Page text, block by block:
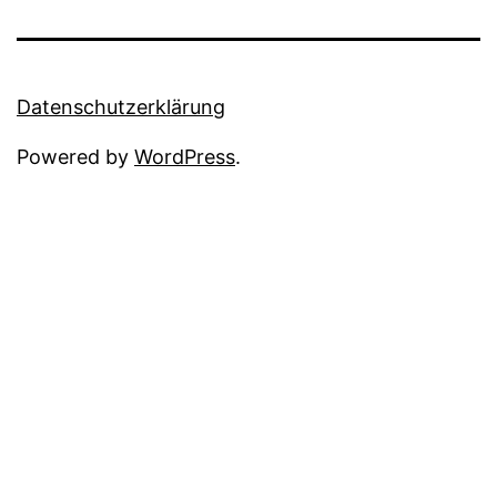
Datenschutzerklärung
Powered by WordPress.